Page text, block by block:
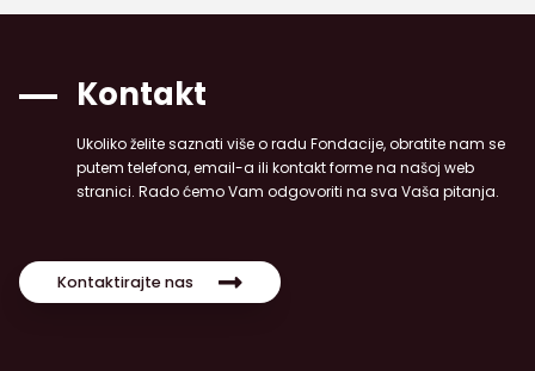
Kontakt
Ukoliko želite saznati više o radu Fondacije, obratite nam se
putem telefona, email-a ili kontakt forme na našoj web
stranici. Rado ćemo Vam odgovoriti na sva Vaša pitanja.
Kontaktirajte nas